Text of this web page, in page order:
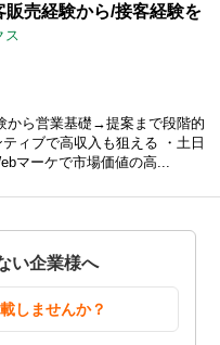
売経験から/接客経験を
ス
から営業基礎→提案まで段階的
ィブで高収入も狙える ・土日
マーケで市場価値の高...
い企業様へ
しませんか？